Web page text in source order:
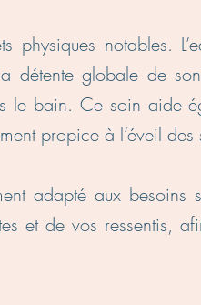
notables.
détente globale de
le bain. Ce soin aide
propice à l’éveil des
adapté aux besoins
et de vos ressentis,